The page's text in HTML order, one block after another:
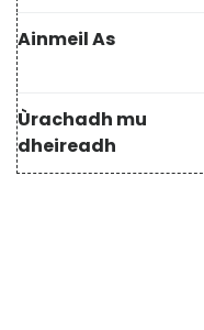
Ainmeil As
Ùrachadh mu
dheireadh